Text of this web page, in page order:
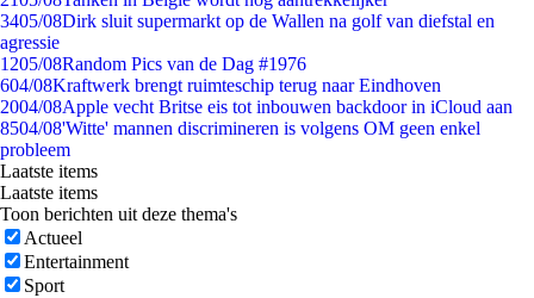
3405/08Dirk sluit supermarkt op de Wallen na golf van diefstal en
agressie
1205/08Random Pics van de Dag #1976
604/08Kraftwerk brengt ruimteschip terug naar Eindhoven
2004/08Apple vecht Britse eis tot inbouwen backdoor in iCloud aan
8504/08'Witte' mannen discrimineren is volgens OM geen enkel
probleem
Laatste items
Laatste items
Toon berichten uit deze thema's
Actueel
Entertainment
Sport